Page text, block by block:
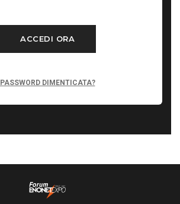
ACCEDI ORA
PASSWORD DIMENTICATA?